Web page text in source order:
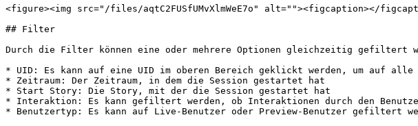
<figure><img src="/files/aqtC2FUSfUMvXlmWeE7o" alt=""><figcaption></
## Filter
Durch die Filter können eine oder mehrere Optionen gleichzeitig gefiltert
* UID: Es kann auf eine UID im oberen Bereich geklickt werden, um auf
* Zeitraum: Der Zeitraum, in dem die Session gestartet hat
* Start Story: Die Story, mit der die Session gestartet hat
* Interaktion: Es kann gefiltert werden, ob Interaktionen durch den
* Benutzertyp: Es kann auf Live-Benutzer oder Preview-Benutzer gefiltert